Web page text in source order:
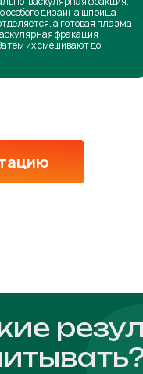
особого дизайна шприца
а готовая плазма
фракация
их смешивают до